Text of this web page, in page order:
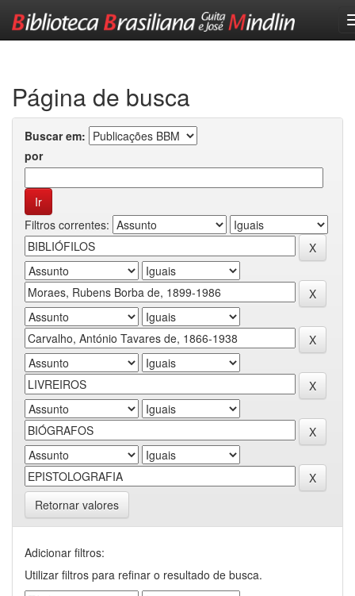
Página de busca
Buscar em:
por
Filtros correntes:
Retornar valores
Adicionar filtros:
Utilizar filtros para refinar o resultado de busca.